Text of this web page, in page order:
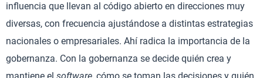
influencia que llevan al código abierto en direcciones muy
diversas, con frecuencia ajustándose a distintas estrategias
nacionales o empresariales. Ahí radica la importancia de la
gobernanza. Con la gobernanza se decide quién crea y